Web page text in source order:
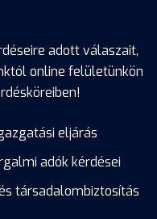
adott válaszait,
online felületünkön
eljárás
adók kérdései
társadalombiztosítás